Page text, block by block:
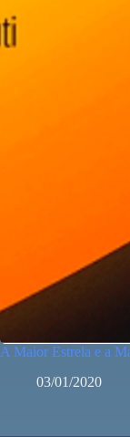
A Maior Estrela e a
03/01/2020